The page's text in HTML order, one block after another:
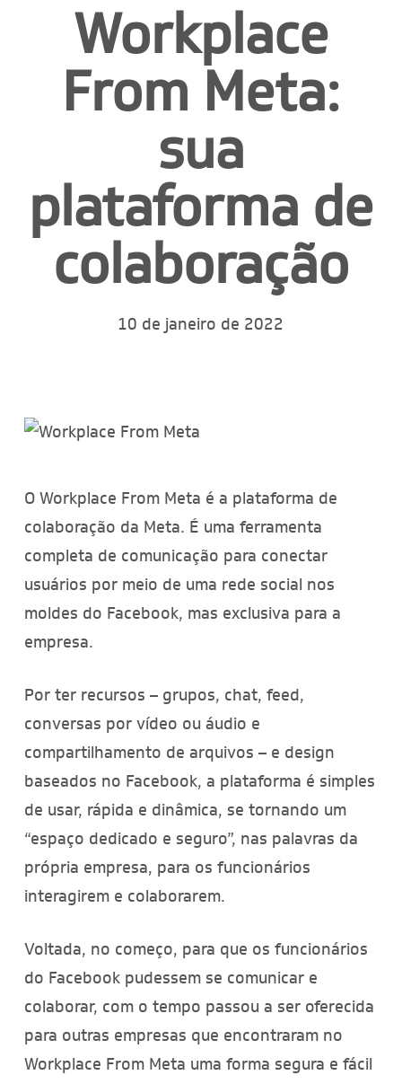
Workplace
From Meta:
sua
plataforma de
colaboração
10 de janeiro de 2022
O Workplace From Meta é a plataforma de
colaboração da Meta. É uma ferramenta
completa de comunicação para conectar
usuários por meio de uma rede social nos
moldes do Facebook, mas exclusiva para a
empresa.
Por ter recursos – grupos, chat, feed,
conversas por vídeo ou áudio e
compartilhamento de arquivos – e design
baseados no Facebook, a plataforma é simples
de usar, rápida e dinâmica, se tornando um
“espaço dedicado e seguro”, nas palavras da
própria empresa, para os funcionários
interagirem e colaborarem.
Voltada, no começo, para que os funcionários
do Facebook pudessem se comunicar e
colaborar, com o tempo passou a ser oferecida
para outras empresas que encontraram no
Workplace From Meta uma forma segura e fácil